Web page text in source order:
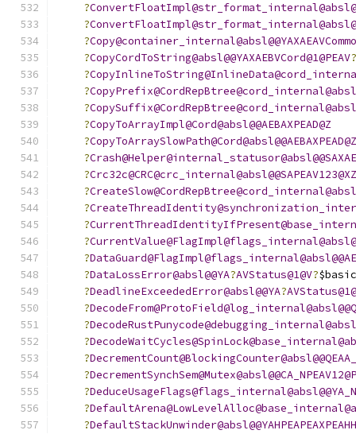
?
?
?
?CopyCordToString@absl@@YAXAEBVCord@1@PEAV?
?
?
?
?CopyToArrayImpl@Cord@absl@@AEBAXPEAD@Z
?CopyToArraySlowPath@Cord@absl@@AEBAXPEAD@Z
?
?Crc32c@CRC@crc_internal@absl@@SAPEAV123@XZ
?
?
?
?
?
?DataLossError@absl@@YA?AVStatus@1@V?
?DeadlineExceededError@absl@@YA?
?
?
?
?
?
?
?
?